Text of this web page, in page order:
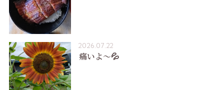
2026.07.22
痛いよ〜💦